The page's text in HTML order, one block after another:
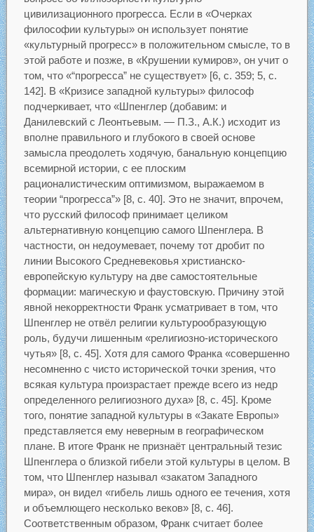
цивилизационного прогресса. Если в «Очерках
философии культуры» он использует понятие
«культурный прогресс» в положительном смысле, то в
этой работе и позже, в «Крушении кумиров», он учит о
том, что «“прогресса” не существует» [6, с. 359; 5, с.
142]. В «Кризисе западной культуры» философ
подчеркивает, что «Шпенглер (добавим: и
Данилевский с Леонтьевым. — П.З., А.К.) исходит из
вполне правильного и глубокого в своей основе
замысла преодолеть ходячую, банальную концепцию
всемирной истории, с ее плоским
рационалистическим оптимизмом, выражаемом в
теории “прогресса”» [8, с. 40]. Это не значит, впрочем,
что русский философ принимает целиком
альтернативную концепцию самого Шпенглера. В
частности, он недоумевает, почему тот дробит по
линии Высокого Средневековья христианско-
европейскую культуру на две самостоятельные
формации: магическую и фаустовскую. Причину этой
явной некорректности Франк усматривает в том, что
Шпенглер не отвёл религии культурообразующую
роль, будучи лишенным «религиозно-исторического
чутья» [8, с. 45]. Хотя для самого Франка «совершенно
несомненно с чисто исторической точки зрения, что
всякая культура произрастает прежде всего из недр
определенного религиозного духа» [8, с. 45]. Кроме
того, понятие западной культуры в «Закате Европы»
представляется ему неверным в географическом
плане. В итоге Франк не признаёт центральный тезис
Шпенглера о близкой гибели этой культуры в целом. В
том, что Шпенглер называл «закатом Западного
мира», он видел «гибель лишь одного ее течения, хотя
и объемлющего несколько веков» [8, с. 46].
Соответственным образом, Франк считает более